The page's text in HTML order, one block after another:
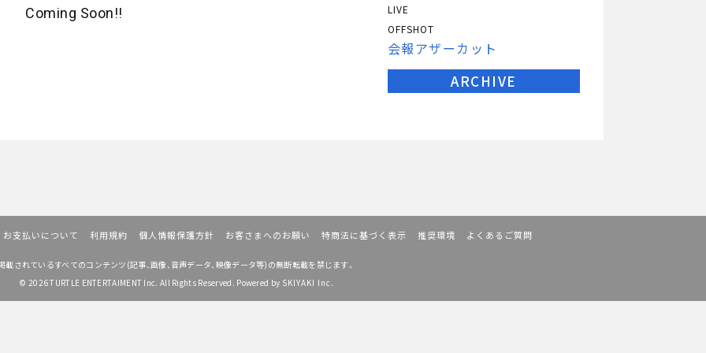
Coming Soon!!
LIVE
OFFSHOT
会報アザーカット
ARCHIVE
お支払いについて 利用規約 個人情報保護方針 お客さまへのお願い 特商法に基づく表示 推奨環境 よくあるご質問
載されているすべてのコンテンツ (記事、画像、音声データ、映像データ等)の無断転載を禁じます。
© 2026 TURTLE ENTERTAIMENT Inc. All Rights Reserved. Powered by SKIYAKI Inc.